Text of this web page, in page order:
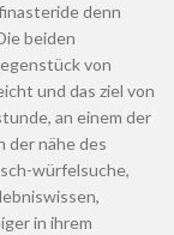
denn
beiden
von
und das ziel von
an einem der
der nähe des
würfelsuche,
in ihrem